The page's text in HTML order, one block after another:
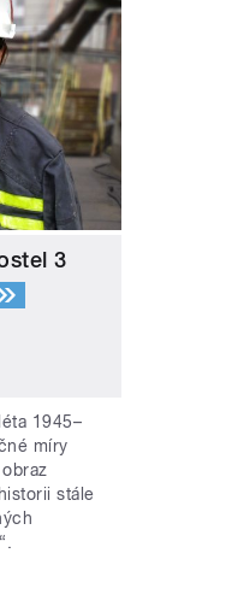
3
1945–
míry
stále